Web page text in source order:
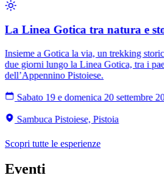
La Linea Gotica tra natura e
Insieme a Gotica la via, un trekking
due giorni lungo la Linea Gotica, tra i
dell’Appennino Pistoiese.
Sabato 19 e domenica 20 settembre
Sambuca Pistoiese, Pistoia
Scopri tutte le esperienze
Eventi